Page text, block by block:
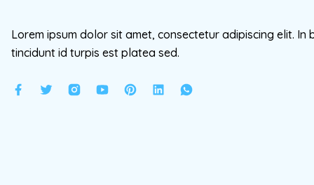
Lorem ipsum dolor sit amet, consectetur adipiscing elit. In
tincidunt id turpis est platea sed.